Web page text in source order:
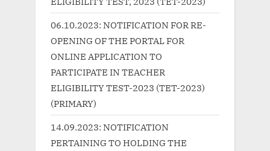
06.10.2023: NOTIFICATION FOR RE-
OPENING OF THE PORTAL FOR
ONLINE APPLICATION TO
PARTICIPATE IN TEACHER
ELIGIBILITY TEST-2023 (TET-2023)
(PRIMARY)
14.09.2023: NOTIFICATION
PERTAINING TO HOLDING THE